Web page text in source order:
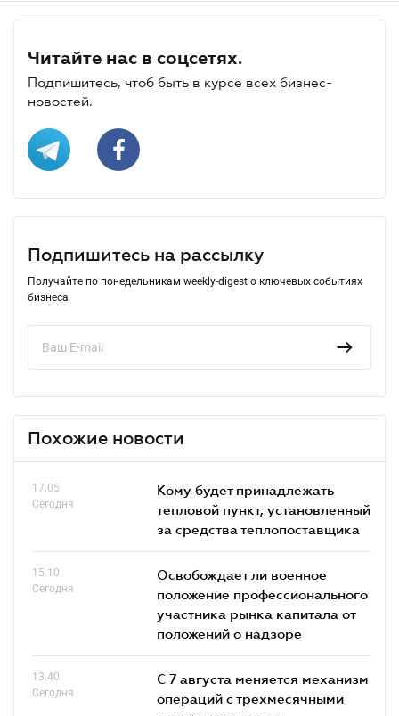
Читайте нас в соцсетях.
Подпишитесь, чтоб быть в курсе всех бизнес-
новостей.
Подпишитесь на рассылку
Получайте по понедельникам weekly-digest о ключевых событиях
бизнеса
Похожие новости
17.05
Сегодня
Кому будет принадлежать
тепловой пункт, установленный
за средства теплопоставщика
15.10
Сегодня
Освобождает ли военное
положение профессионального
участника рынка капитала от
положений о надзоре
13.40
Сегодня
С 7 августа меняется механизм
операций с трехмесячными